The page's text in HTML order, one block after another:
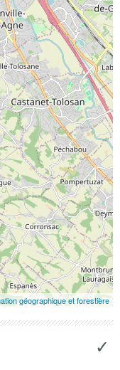
Open Street Map
ESRI Word Imagery
Photographies aériennes
✓